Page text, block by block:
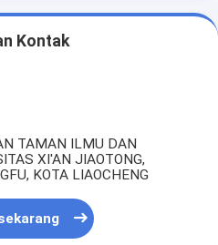
Kontak
TAMAN ILMU DAN
XI'AN JIAOTONG,
KOTA LIAOCHENG